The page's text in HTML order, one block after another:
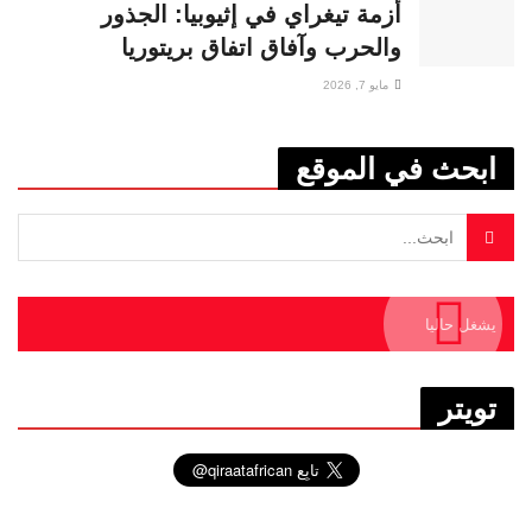
أزمة تيغراي في إثيوبيا: الجذور
والحرب وآفاق اتفاق بريتوريا
مايو 7, 2026
ابحث في الموقع
يشغل حاليا
تويتر